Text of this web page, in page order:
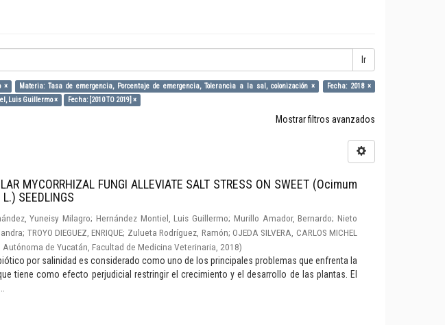
Ir
× Materia: Tasa de emergencia, Porcentaje de emergencia, Tolerancia a la sal, colonización ×
Fecha: 2018 ×
Luis Guillermo × Fecha: [2010 TO 2019] ×
Mostrar filtros avanzados
MYCORRHIZAL FUNGI ALLEVIATE SALT STRESS ON SWEET (Ocimum
SEEDLINGS
Yuneisy Milagro; Hernández Montiel, Luis Guillermo; Murillo Amador, Bernardo;Nieto
; TROYO DIEGUEZ, ENRIQUE; Zulueta Rodríguez, Ramón; OJEDA SILVERA, CARLOS MICHEL
Autónoma de Yucatán, Facultad de Medicina Veterinaria 2018)
por salinidad es considerado como uno de los principales problemas que enfrenta la
tiene como efecto perjudicial restringir el crecimiento y el desarrollo de las plantas. El